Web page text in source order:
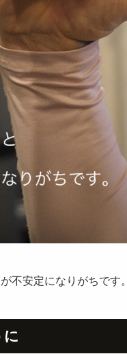
不安定になりがちです。
に